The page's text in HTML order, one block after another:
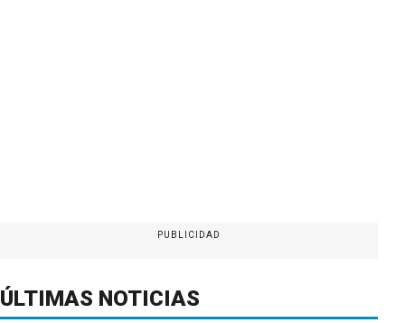
PUBLICIDAD
ÚLTIMAS NOTICIAS